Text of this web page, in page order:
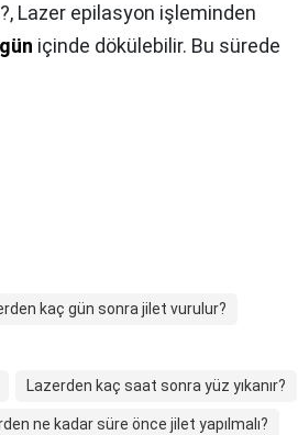
Lazer epilasyon işleminden
gün içinde dökülebilir. Bu sürede
kaç gün sonra jilet vurulur?
Lazerden kaç saat sonra yüz yıkanır?
ne kadar süre önce jilet yapılmalı?